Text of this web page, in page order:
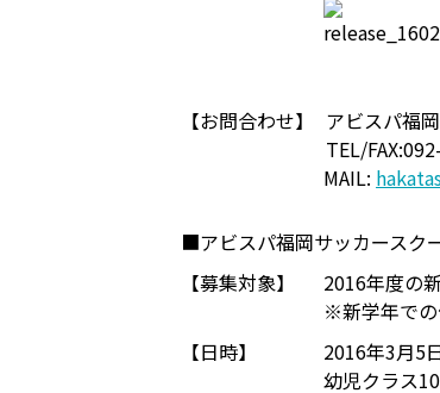
【お問合わせ】
アビスパ福
TEL/
MAIL:
■アビスパ福岡サッカースク
【募集対象】
2016年度の
※新学年での
【日時】
2016年3月5
幼児クラス